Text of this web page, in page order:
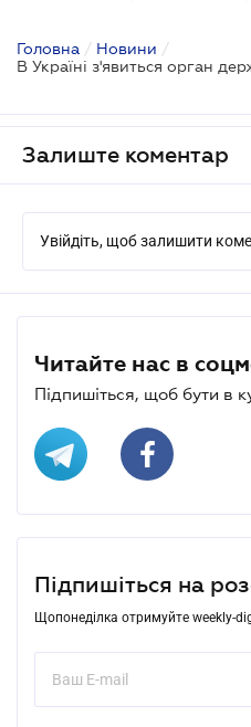
Головна / Новини /
Залиште коментар
Увійдіть, щоб залишити
Читайте нас в
Підпишіться, щоб бути в
Підпишіться на
Щопонеділка отримуйте weekly-